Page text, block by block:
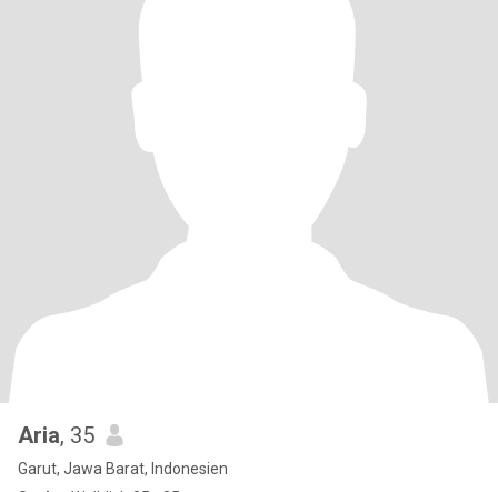
Aria, 35
Garut, Jawa Barat, Indonesien